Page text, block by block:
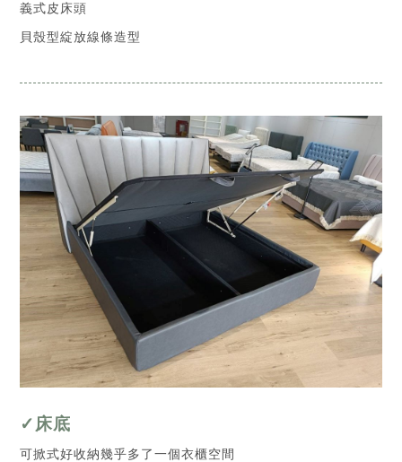
義式皮床頭
貝殼型綻放線條造型
✓床底
可掀式好收納幾乎多了一個衣櫃空間